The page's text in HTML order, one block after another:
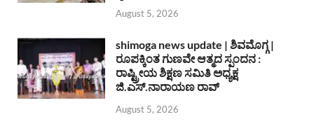
August 5, 2026
shimoga news update | ಶಿವಮೊಗ್ಗ |
ರೂಪಕ್ಕಿಂತ ಗುಣವೇ ಆತ್ಮದ ಸ್ಪಂದನ :
ರಾಷ್ಟ್ರೀಯ ಶಿಕ್ಷಣ ಸಮಿತಿ ಅಧ್ಯಕ್ಷ
ಜಿ.ಎಸ್.ನಾರಾಯಣ ರಾವ್
August 5, 2026